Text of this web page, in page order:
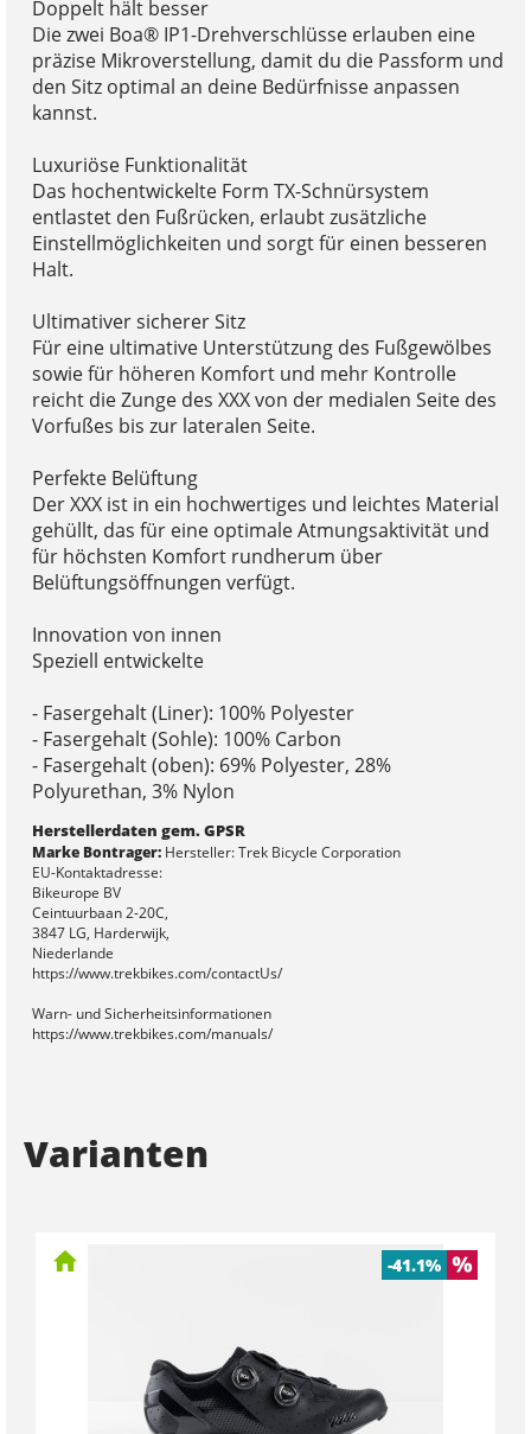
Doppelt hält besser
Die zwei Boa® IP1-Drehverschlüsse erlauben eine
präzise Mikroverstellung, damit du die Passform und
den Sitz optimal an deine Bedürfnisse anpassen
kannst.
Luxuriöse Funktionalität
Das hochentwickelte Form TX-Schnürsystem
entlastet den Fußrücken, erlaubt zusätzliche
Einstellmöglichkeiten und sorgt für einen besseren
Halt.
Ultimativer sicherer Sitz
Für eine ultimative Unterstützung des Fußgewölbes
sowie für höheren Komfort und mehr Kontrolle
reicht die Zunge des XXX von der medialen Seite des
Vorfußes bis zur lateralen Seite.
Perfekte Belüftung
Der XXX ist in ein hochwertiges und leichtes Material
gehüllt, das für eine optimale Atmungsaktivität und
für höchsten Komfort rundherum über
Belüftungsöffnungen verfügt.
Innovation von innen
Speziell entwickelte
- Fasergehalt (Liner): 100% Polyester
- Fasergehalt (Sohle): 100% Carbon
- Fasergehalt (oben): 69% Polyester, 28%
Polyurethan, 3% Nylon
Herstellerdaten gem. GPSR
Marke Bontrager:Hersteller: Trek Bicycle Corporation
EU-Kontaktadresse:
Bikeurope BV
Ceintuurbaan 2-20C,
3847 LG, Harderwijk,
Niederlande
https://www.trekbikes.com/contactUs/
Warn- und Sicherheitsinformationen
https://www.trekbikes.com/manuals/
Varianten
-41.1%